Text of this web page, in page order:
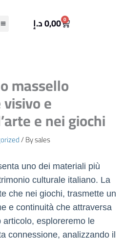
0,00د.إ 0
Cart
massello
e
e nei giochi
/ Bysales
uno dei materiali più
culturale italiano. La
che nei giochi, trasmette un
e continuità che attraversa
esploreremo le
connessione, analizzando il